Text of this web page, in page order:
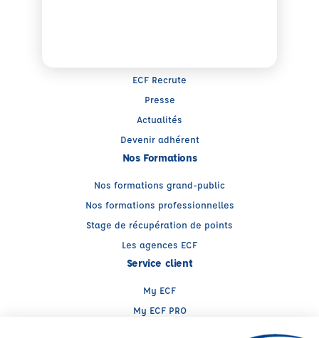
ECF Recrute
Presse
Actualités
Devenir adhérent
Nos Formations
Nos formations grand-public
Nos formations professionnelles
Stage de récupération de points
Les agences ECF
Service client
My ECF
My ECF PRO